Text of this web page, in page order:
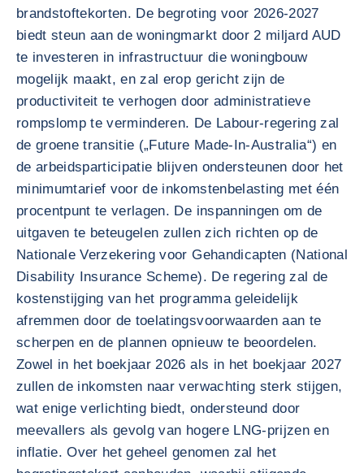
brandstoftekorten. De begroting voor 2026-2027
biedt steun aan de woningmarkt door 2 miljard AUD
te investeren in infrastructuur die woningbouw
mogelijk maakt, en zal erop gericht zijn de
productiviteit te verhogen door administratieve
rompslomp te verminderen. De Labour-regering zal
de groene transitie („Future Made-In-Australia“) en
de arbeidsparticipatie blijven ondersteunen door het
minimumtarief voor de inkomstenbelasting met één
procentpunt te verlagen. De inspanningen om de
uitgaven te beteugelen zullen zich richten op de
Nationale Verzekering voor Gehandicapten (National
Disability Insurance Scheme). De regering zal de
kostenstijging van het programma geleidelijk
afremmen door de toelatingsvoorwaarden aan te
scherpen en de plannen opnieuw te beoordelen.
Zowel in het boekjaar 2026 als in het boekjaar 2027
zullen de inkomsten naar verwachting sterk stijgen,
wat enige verlichting biedt, ondersteund door
meevallers als gevolg van hogere LNG-prijzen en
inflatie. Over het geheel genomen zal het